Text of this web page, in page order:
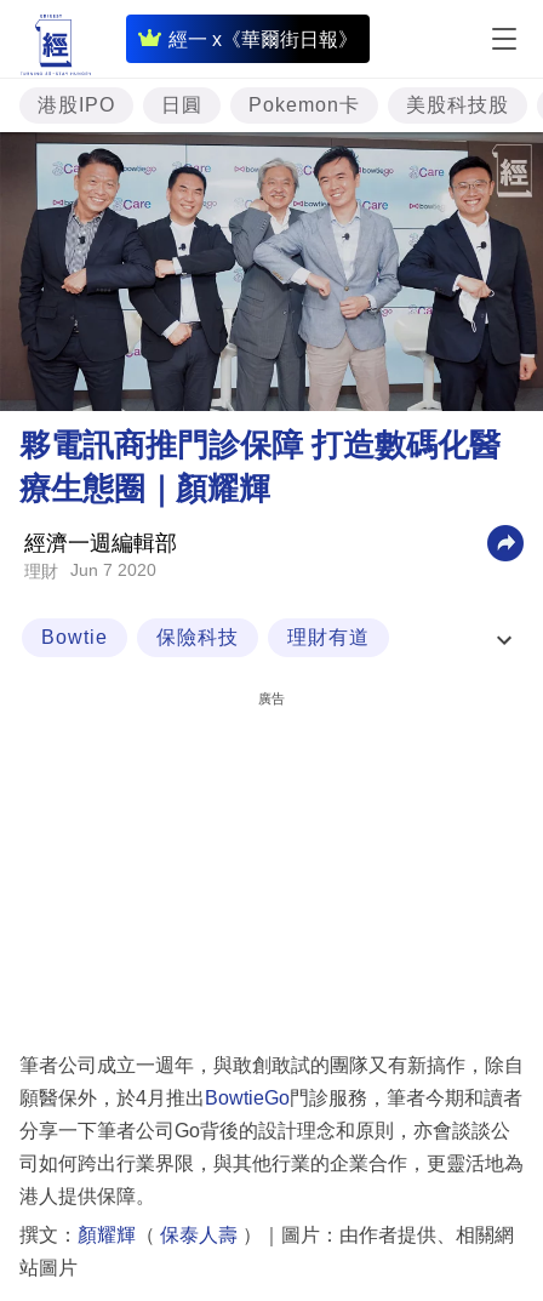
經一 x《華爾街日報》
即
時
財
經
專
題
投
資
樓
市
理
財
業
科
區
港股IPO 日圓 Pokemon卡 美股科技股
夥電訊商推門診保障 打造數碼化醫
療生態圈｜顏耀輝
經濟一週編輯部
理財 Jun 7 2020
Bowtie 保險科技 理財有道
廣告
筆者公司成立一週年，與敢創敢試的團隊又有新搞作，除自
願醫保外，於4月推出 BowtieGo門診服務，筆者今期和讀者
分享一下筆者公司Go背後的設計理念和原則，亦會談談公
司如何跨出行業界限，與其他行業的企業合作，更靈活地為
港人提供保障。
撰文： 顏耀輝 （ 保泰人壽 ）｜圖片：由作者提供、相關網
站圖片